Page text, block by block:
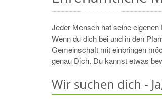
Jeder Mensch hat seine
Wenn du dich bei und in den
Gemeinschaft mit einbringen
genau Dich. Du kannst etwas
Wir suchen dich -